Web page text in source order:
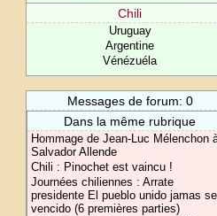
Chili
Uruguay
Argentine
Vénézuéla
Messages de forum: 0
Dans la même rubrique
Hommage de Jean-Luc Mélenchon
Salvador Allende
Chili : Pinochet est vaincu !
Journées chiliennes : Arrate
presidente El pueblo unido jamas
vencido (6 premières parties)